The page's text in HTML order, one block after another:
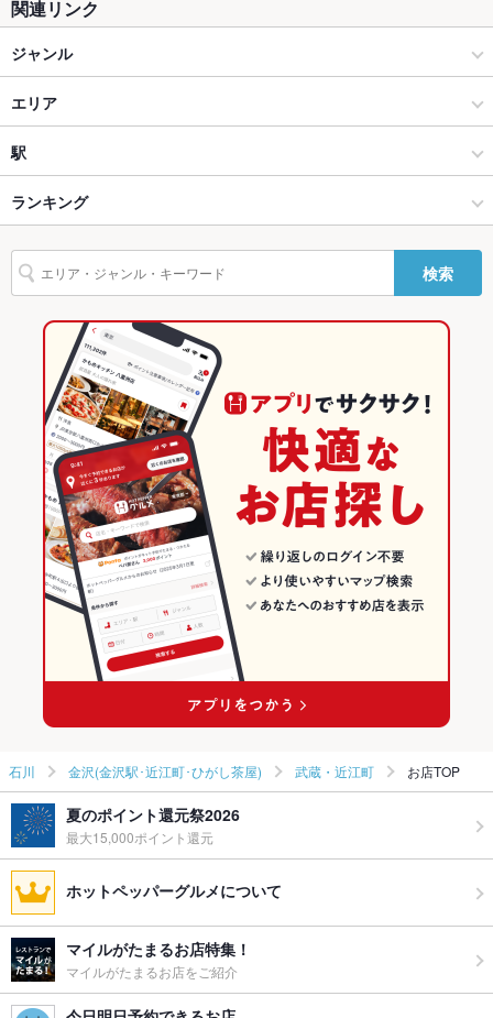
関連リンク
ジャンル
その他グルメ
軽食・その他グルメ
金沢(金沢駅･近江町･ひがし茶屋) × その他グルメ
金沢(金沢駅･近江町･ひがし茶屋) × 軽食・その他グルメ
北鉄金沢駅 × その他グルメ
北鉄金沢駅 × 軽食・その他グルメ
エリア
武蔵・近江町
武蔵・近江町 × その他グルメ
武蔵・近江町 × 軽食・その他グルメ
石川
石川 × その他グルメ
石川 × 軽食・その他グルメ
駅
北鉄金沢駅
ランキング
石川のグルメランキング
金沢(金沢駅･近江町･ひがし茶屋)のグルメランキング
武蔵・近江町のグルメランキング
検索
石川 金沢(金沢駅･近江町･ひがし茶屋) 武蔵・近江町 お店TOP
夏のポイント還元祭2026
最大15,000ポイント還元
ホットペッパーグルメについて
マイルがたまるお店特集！
マイルがたまるお店をご紹介